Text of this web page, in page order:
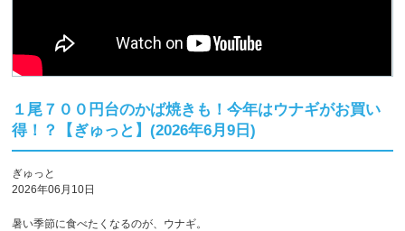
１尾７００円台のかば焼きも！今年はウナギがお買い
得！？【ぎゅっと】(2026年6月9日)
ぎゅっと
2026年06月10日
暑い季節に食べたくなるのが、ウナギ。